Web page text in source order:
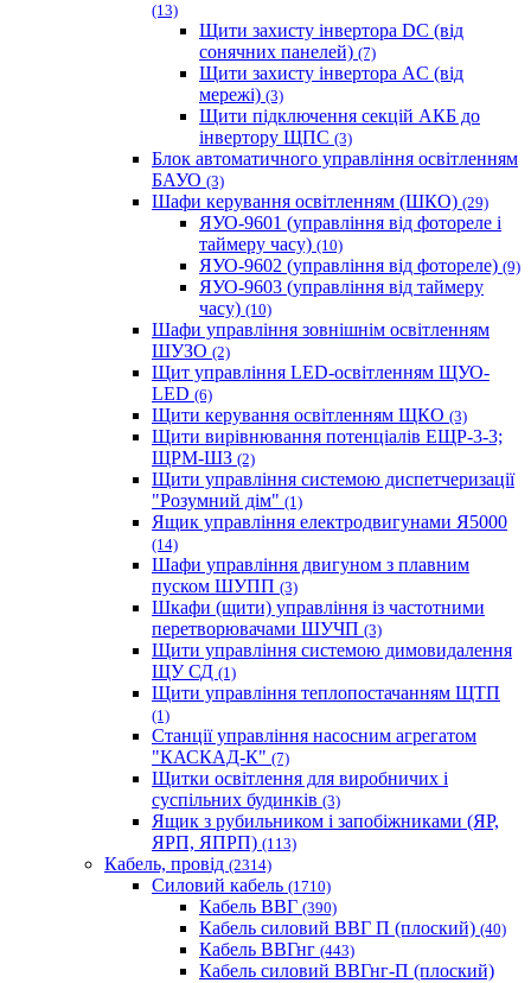
(13)
Щити захисту інвертора DC (від
сонячних панелей) (7)
Щити захисту інвертора AC (від
мережі) (3)
Щити підключення секцій АКБ до
інвертору ЩПС (3)
Блок автоматичного управління освітленням
БАУО (3)
Шафи керування освітленням (ШКО) (29)
ЯУО-9601 (управління від фотореле і
таймеру часу) (10)
ЯУО-9602 (управління від фотореле) (9)
ЯУО-9603 (управління від таймеру
часу) (10)
Шафи управління зовнішнім освітленням
ШУЗО (2)
Щит управління LED-освітленням ЩУО-
LED (6)
Щити керування освітленням ЩКО (3)
Щити вирівнювання потенціалів ЕЩР-3-3;
ЩРМ-ШЗ (2)
Щити управління системою диспетчеризації
"Розумний дім" (1)
Ящик управління електродвигунами Я5000
(14)
Шафи управління двигуном з плавним
пуском ШУПП (3)
Шкафи (щити) управління із частотними
перетворювачами ШУЧП (3)
Щити управління системою димовидалення
ЩУ СД (1)
Щити управління теплопостачанням ЩТП
(1)
Станції управління насосним агрегатом
"КАСКАД-К" (7)
Щитки освітлення для виробничих і
суспільних будинків (3)
Ящик з рубильником і запобіжниками (ЯР,
ЯРП, ЯПРП) (113)
Кабель, провід (2314)
Силовий кабель (1710)
Кабель ВВГ (390)
Кабель силовий ВВГ П (плоский) (40)
Кабель ВВГнг (443)
Кабель силовий ВВГнг-П (плоский)